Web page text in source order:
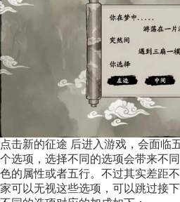
点击新的征途 后进入游戏，会面临
个选项，选择不同的选项会带来不
色的属性或者五行。不过其实差距
家可以无视这些选项，可以跳过接